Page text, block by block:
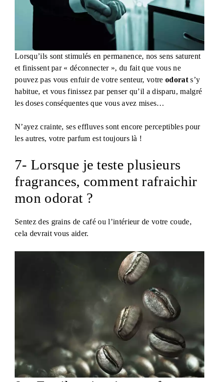
Lorsqu’ils sont stimulés en permanence, nos sens saturent
et finissent par « déconnecter », du fait que vous ne
pouvez pas vous enfuir de votre senteur, votreodorats’y
habitue, et vous finissez par penser qu’il a disparu, malgré
les doses conséquentes que vous avez mises…
N’ayez crainte, ses effluves sont encore perceptibles pour
les autres, votre parfum est toujours là !
7- Lorsque je teste plusieurs
fragrances, comment rafraichir
mon odorat ?
Sentez des grains de café ou l’intérieur de votre coude,
cela devrait vous aider.